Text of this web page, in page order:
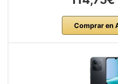
Comprar en